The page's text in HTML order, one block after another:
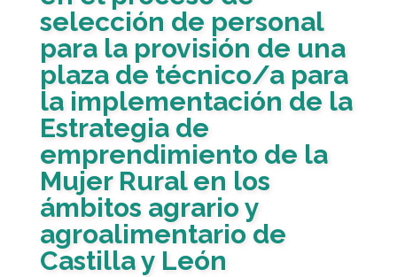
selección de personal
para la provisión de una
plaza de técnico/a para
la implementación de la
Estrategia de
emprendimiento de la
Mujer Rural en los
ámbitos agrario y
agroalimentario de
Castilla y León